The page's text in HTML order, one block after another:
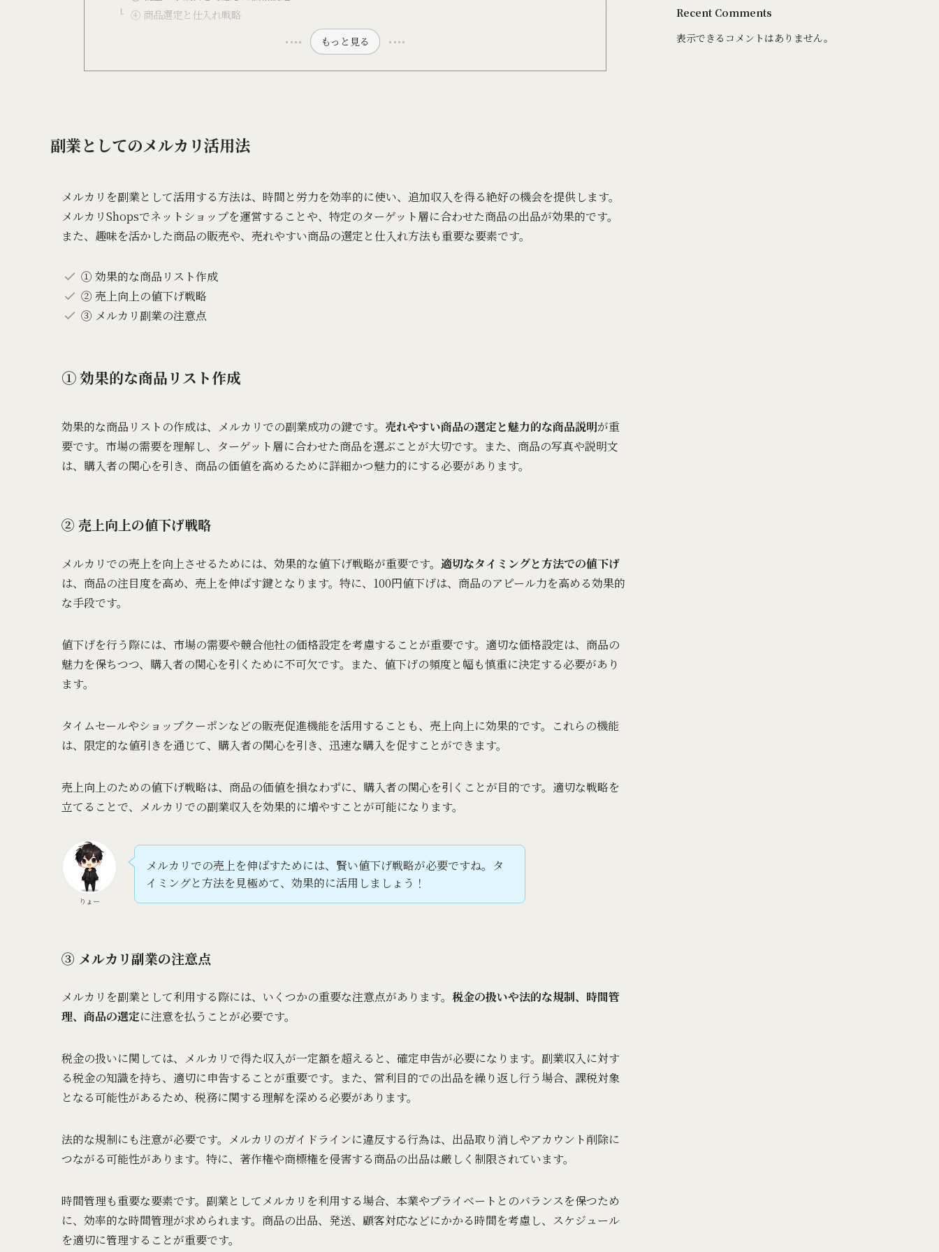
④ 商品選定と仕入れ戦略
もっと見る
副業としてのメルカリ活用法
メルカリを副業として活用する方法は、時間と労力を効率的に使い、追加収入を得る絶好の機会を提供します。
メルカリShopsでネットショップを運営することや、特定のターゲット層に合わせた商品の出品が効果的です。
また、趣味を活かした商品の販売や、売れやすい商品の選定と仕入れ方法も重要な要素です。
① 効果的な商品リスト作成
② 売上向上の値下げ戦略
③ メルカリ副業の注意点
① 効果的な商品リスト作成
効果的な商品リストの作成は、メルカリでの副業成功の鍵です。 売れやすい商品の選定と魅力的な商品説明が重
要です。市場の需要を理解し、ターゲット層に合わせた商品を選ぶことが大切です。また、商品の写真や説明文
は、購入者の関心を引き、商品の価値を高めるために詳細かつ魅力的にする必要があります。
② 売上向上の値下げ戦略
メルカリでの売上を向上させるためには、効果的な値下げ戦略が重要です。 適切なタイミングと方法での値下げ
は、商品の注目度を高め、売上を伸ばす鍵となります。特に、100円値下げは、商品のアピール力を高める効果的
な手段です。
値下げを行う際には、市場の需要や競合他社の価格設定を考慮することが重要です。適切な価格設定は、商品の
魅力を保ちつつ、購入者の関心を引くために不可欠です。また、値下げの頻度と幅も慎重に決定する必要があり
ます。
タイムセールやショップクーポンなどの販売促進機能を活用することも、売上向上に効果的です。これらの機能
は、限定的な値引きを通じて、購入者の関心を引き、迅速な購入を促すことができます。
売上向上のための値下げ戦略は、商品の価値を損なわずに、購入者の関心を引くことが目的です。適切な戦略を
立てることで、メルカリでの副業収入を効果的に増やすことが可能になります。
りょー
メルカリでの売上を伸ばすためには、賢い値下げ戦略が必要ですね。タ
イミングと方法を見極めて、効果的に活用しましょう！
③ メルカリ副業の注意点
メルカリを副業として利用する際には、いくつかの重要な注意点があります。 税金の扱いや法的な規制、時間管
理、商品の選定に注意を払うことが必要です。
税金の扱いに関しては、メルカリで得た収入が一定額を超えると、確定申告が必要になります。副業収入に対す
る税金の知識を持ち、適切に申告することが重要です。また、営利目的での出品を繰り返し行う場合、課税対象
となる可能性があるため、税務に関する理解を深める必要があります。
法的な規制にも注意が必要です。メルカリのガイドラインに違反する行為は、出品取り消しやアカウント削除に
つながる可能性があります。特に、著作権や商標権を侵害する商品の出品は厳しく制限されています。
時間管理も重要な要素です。副業としてメルカリを利用する場合、本業やプライベートとのバランスを保つため
に、効率的な時間管理が求められます。商品の出品、発送、顧客対応などにかかる時間を考慮し、スケジュール
を適切に管理することが重要です。
Recent Comments
表示できるコメントはありません。